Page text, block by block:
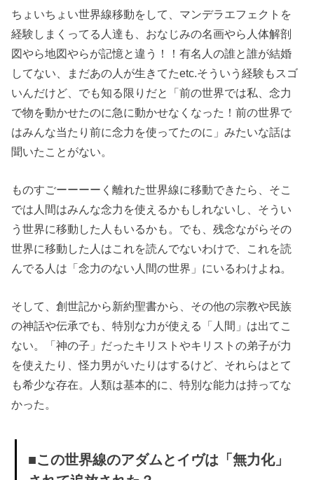
ちょいちょい世界線移動をして、マンデラエフェクトを
経験しまくってる人達も、おなじみの名画やら人体解剖
図やら地図やらが記憶と違う！！有名人の誰と誰が結婚
してない、まだあの人が生きてたetc.そういう経験もスゴ
いんだけど、でも知る限りだと「前の世界では私、念力
で物を動かせたのに急に動かせなくなった！前の世界で
はみんな当たり前に念力を使ってたのに」みたいな話は
聞いたことがない。
ものすごーーーーく離れた世界線に移動できたら、そこ
では人間はみんな念力を使えるかもしれないし、そうい
う世界に移動した人もいるかも。でも、残念ながらその
世界に移動した人はこれを読んでないわけで、これを読
んでる人は「念力のない人間の世界」にいるわけよね。
そして、創世記から新約聖書から、その他の宗教や民族
の神話や伝承でも、特別な力が使える「人間」は出てこ
ない。「神の子」だったキリストやキリストの弟子が力
を使えたり、怪力男がいたりはするけど、それらはとて
も希少な存在。人類は基本的に、特別な能力は持ってな
かった。
■この世界線のアダムとイヴは「無力化」